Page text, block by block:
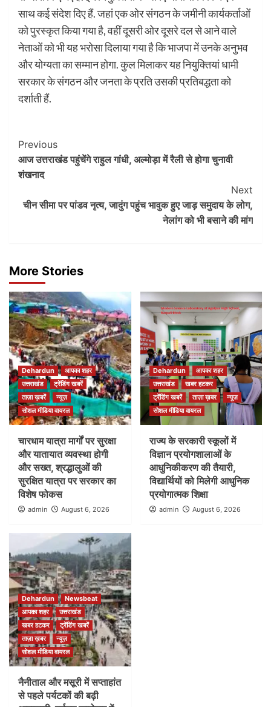
साथ कई संदेश दिए हैं. जहां एक ओर संगठन के जमीनी कार्यकर्ताओं
को पुरस्कृत किया गया है, वहीं दूसरी ओर दूसरे दल से आने वाले
नेताओं को भी यह भरोसा दिलाया गया है कि भाजपा में उनके अनुभव
और योग्यता का सम्मान होगा. कुल मिलाकर यह नियुक्तियां धामी
सरकार के संगठन और जनता के प्रति उसकी प्रतिबद्धता को
दर्शाती हैं.
Post
Navigation
Previous
आज उत्तराखंड पहुंचेंगे राहुल गांधी, अल्मोड़ा में रैली से होगा चुनावी
शंखनाद
Next
चीन सीमा पर पांडव नृत्य, जादुंग पहुंच भावुक हुए जाड़ समुदाय के लोग,
नेलांग को भी बसाने की मांग
More Stories
Dehardun
आपका शहर
उत्तराखंड
ट्रेंडिंग खबरें
ताज़ा ख़बरें
न्यूज़
सोशल मीडिया वायरल
चारधाम यात्रा मार्गों पर सुरक्षा
और यातायात व्यवस्था होगी
और सख्त, श्रद्धालुओं की
सुरक्षित यात्रा पर सरकार का
विशेष फोकस
admin August 6, 2026
Dehardun
आपका शहर
उत्तराखंड
खबर हटकर
ट्रेंडिंग खबरें
ताज़ा ख़बर
न्यूज़
सोशल मीडिया वायरल
राज्य के सरकारी स्कूलों में
विज्ञान प्रयोगशालाओं के
आधुनिकीकरण की तैयारी,
विद्यार्थियों को मिलेगी आधुनिक
प्रयोगात्मक शिक्षा
admin August 6, 2026
Dehardun
Newsbeat
आपका शहर
उत्तराखंड
खबर हटकर
ट्रेंडिंग खबरें
ताज़ा ख़बर
न्यूज़
सोशल मीडिया वायरल
नैनीताल और मसूरी में सप्ताहांत
से पहले पर्यटकों की बढ़ी